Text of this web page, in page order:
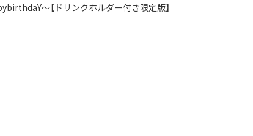
〜【ドリンクホルダー付き限定版】